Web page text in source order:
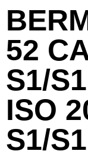
52
S1/
ISO
S1/